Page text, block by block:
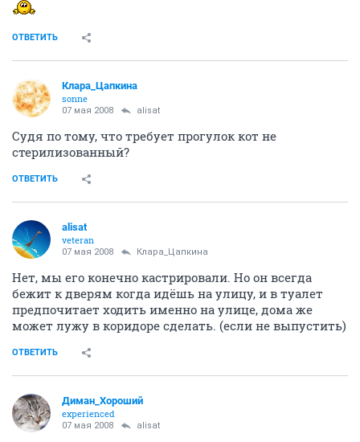
ОТВЕТИТЬ
Клара_Цапкина
sonne
07 мая 2008 alisat
Судя по тому, что требует прогулок кот не
стерилизованный?
ОТВЕТИТЬ
alisat
veteran
07 мая 2008 Клара_Цапкина
Нет, мы его конечно кастрировали. Но он всегда
бежит к дверям когда идёшь на улицу, и в туалет
предпочитает ходить именно на улице, дома же
может лужу в коридоре сделать. (если не выпустить)
ОТВЕТИТЬ
Диман_Хороший
experienced
07 мая 2008 alisat